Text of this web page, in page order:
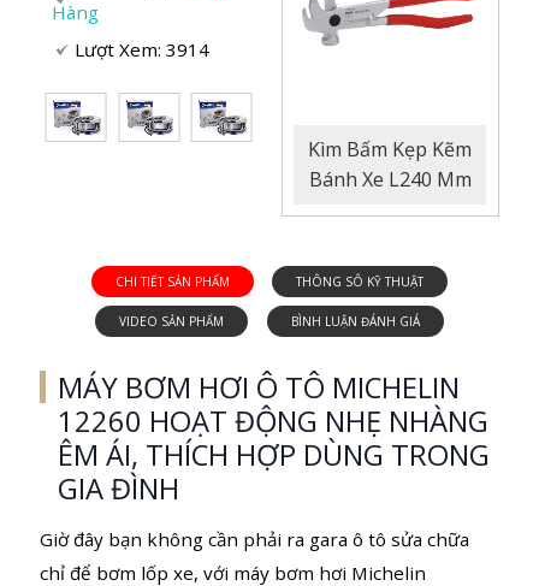
Bơm Du lịch
Tình Trạng :
Hàng
Lượt Xem: 3914
MÁY BƠM HƠI Ô TÔ MICHELIN
12260 HOẠT ĐỘNG NHẸ NHÀNG
ÊM ÁI, THÍCH HỢP DÙNG TRONG
GIA ĐÌNH